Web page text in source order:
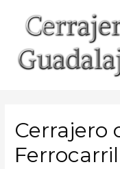
contenido
Cerrajero
Ferrocarril